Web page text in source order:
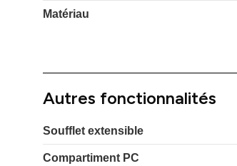
Matériau
Autres fonctionnalités
Soufflet extensible
Compartiment PC